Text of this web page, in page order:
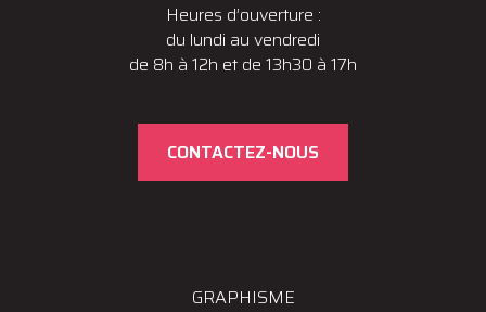
Heures d’ouverture :
du lundi au vendredi
de 8h à 12h et de 13h30 à 17h
CONTACTEZ-NOUS
GRAPHISME